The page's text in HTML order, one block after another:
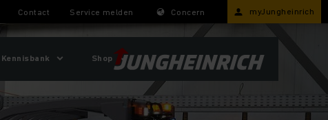
Contact Service melden Concern myJungheinrich
Kennisbank Shop